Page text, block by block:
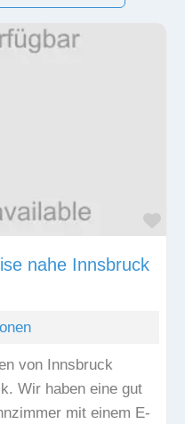
nahe Innsbruck
von Innsbruck
Wir haben eine gut
mit einem E-